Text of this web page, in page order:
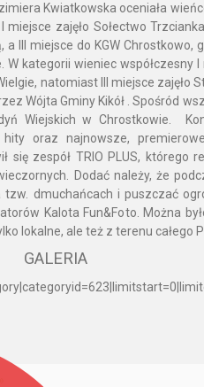
Kwiatkowska oceniała
zajęło Sołectwo
III miejsce do KGW
kategorii wieniec współczesny I
natomiast III miejsce zajęło
Wójta Gminy Kikół . Spośród
Wiejskich w Chrostkowie.
hity oraz najnowsze,
zespół TRIO PLUS, którego
Dodać należy, że
tzw. dmuchańcach i puszczać
Kalota Fun&Foto. Można
lokalne, ale też z terenu całego
GALERIA